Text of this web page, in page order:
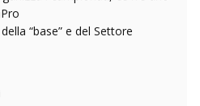
“base” e del Settore